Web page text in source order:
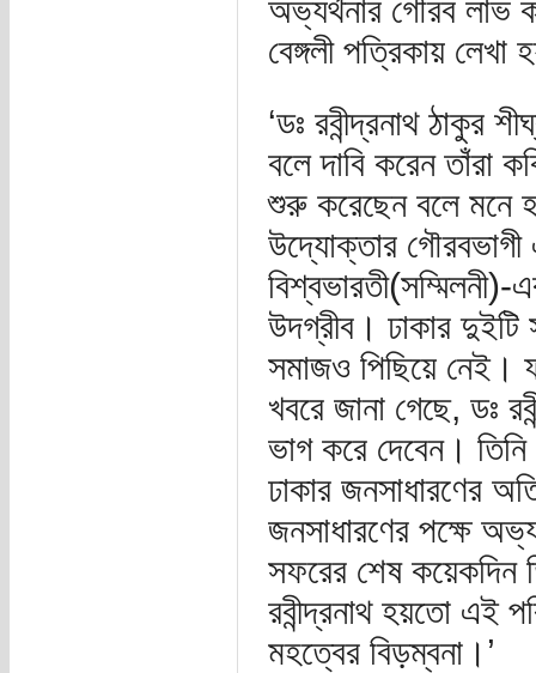
অভ্যর্থনার গৌরব লাভ
বেঙ্গলী পত্রিকায় লেখা
‘ডঃ রবীন্দ্রনাথ ঠাকুর
বলে দাবি করেন তাঁরা
শুরু করেছেন বলে মনে
উদ্যোক্তার গৌরবভাগী
উদগ্রীব। ঢাকার দুইটি
সমাজও পিছিয়ে নেই।
খবরে জানা গেছে, ডঃ
ভাগ করে দেবেন।
ঢাকার জনসাধারণের
জনসাধারণের পক্ষে
সফরের শেষ কয়েকদিন
রবীন্দ্রনাথ হয়তো এই
মহত্বের বিড়ম্বনা।’